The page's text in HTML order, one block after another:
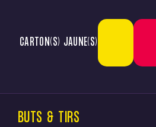
CARTON(S) JAUNE(S)
BUTS & TIRS